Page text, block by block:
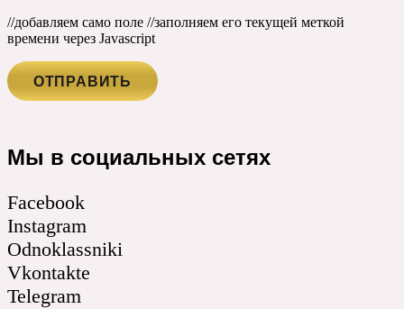
//добавляем само поле //заполняем его текущей меткой
времени через Javascript
Мы в социальных сетях
Facebook
Instagram
Odnoklassniki
Vkontakte
Telegram